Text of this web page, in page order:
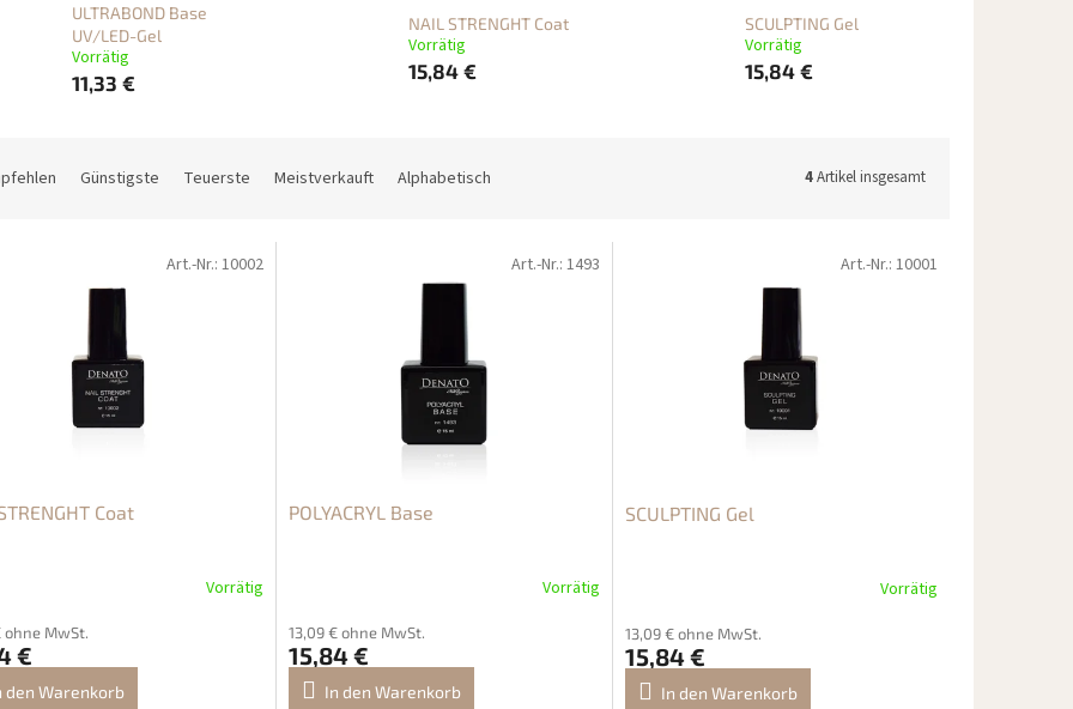
ULTRABOND Base
UV/LED-Gel
Vorrätig
11,33 €
NAIL STRENGHT Coat
Vorrätig
15,84 €
SCULPTING Gel
Vorrätig
15,84 €
Günstigste Teuerste Meistverkauft Alphabetisch 4Artikel insgesamt
Coat
Vorrätig
ohne MwSt.
€
den Warenkorb
Art.-Nr.: 10002
POLYACRYL Base
Vorrätig
13,09 € ohne MwSt.
15,84 €
In den Warenkorb
Art.-Nr.: 1493
SCULPTING Gel
Vorrätig
13,09 € ohne MwSt.
15,84 €
In den Warenkorb
Art.-Nr.: 10001